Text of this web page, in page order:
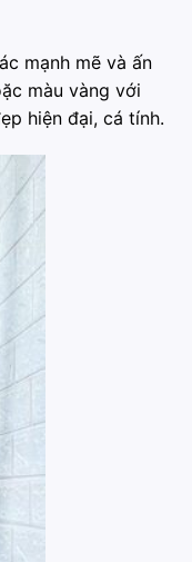
mạnh mẽ và ấn
màu vàng với
hiện đại, cá tính.